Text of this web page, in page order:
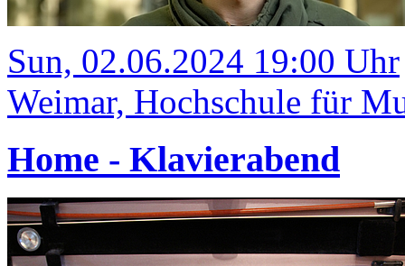
Sun, 02.06.2024 19:00 Uhr
Weimar, Hochschule für
Home - Klavierabend